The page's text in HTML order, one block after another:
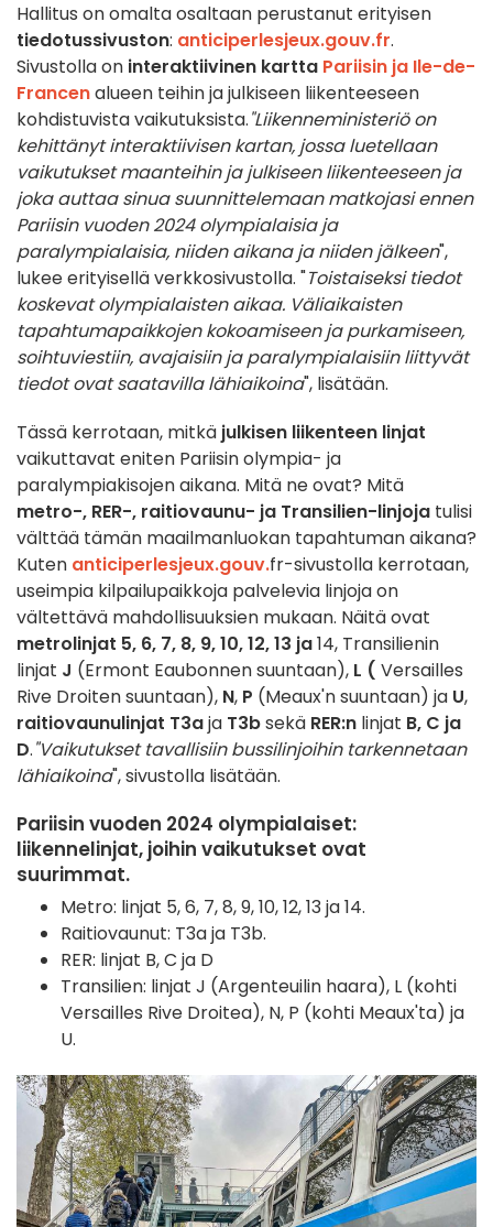
Hallitus on omalta osaltaan perustanut erityisen
tiedotussivuston: anticiperlesjeux.gouv.fr.
Sivustolla on interaktiivinen kartta Pariisin ja Ile-de-
Francenalueen teihin ja julkiseen liikenteeseen
kohdistuvista vaikutuksista."Liikenneministeriö on
kehittänyt interaktiivisen kartan, jossa luetellaan
vaikutukset maanteihin ja julkiseen liikenteeseen ja
joka auttaa sinua suunnittelemaan matkojasi ennen
Pariisin vuoden 2024 olympialaisia ja
paralympialaisia, niiden aikana ja niiden jälkeen",
lukee erityisellä verkkosivustolla. "Toistaiseksi tiedot
koskevat olympialaisten aikaa. Väliaikaisten
tapahtumapaikkojen kokoamiseen ja purkamiseen,
soihtuviestiin, avajaisiin ja paralympialaisiin liittyvät
tiedot ovat saatavilla lähiaikoina", lisätään.
Tässä kerrotaan, mitkä julkisen liikenteen linjat
vaikuttavat eniten Pariisin olympia- ja
paralympiakisojen aikana. Mitä ne ovat? Mitä
metro-, RER-, raitiovaunu- ja Transilien-linjoja tulisi
välttää tämän maailmanluokan tapahtuman aikana?
Kuten anticiperlesjeux.gouv.fr-sivustolla kerrotaan,
useimpia kilpailupaikkoja palvelevia linjoja on
vältettävä mahdollisuuksien mukaan. Näitä ovat
metrolinjat 5, 6, 7, 8, 9, 10, 12, 13 ja14, Transilienin
linjat J (Ermont Eaubonnen suuntaan), L ( Versailles
Rive Droiten suuntaan), N, P (Meaux'n suuntaan) ja U,
raitiovaunulinjat T3aja T3bsekä RER:n linjat B, C ja
D."Vaikutukset tavallisiin bussilinjoihin tarkennetaan
lähiaikoina", sivustolla lisätään.
Pariisin vuoden 2024 olympialaiset:
liikennelinjat, joihin vaikutukset ovat
suurimmat.
Metro: linjat 5, 6, 7, 8, 9, 10, 12, 13 ja 14.
Raitiovaunut: T3a ja T3b.
RER: linjat B, C ja D
Transilien: linjat J (Argenteuilin haara), L (kohti
Versailles Rive Droitea), N, P (kohti Meaux'ta) ja
U.